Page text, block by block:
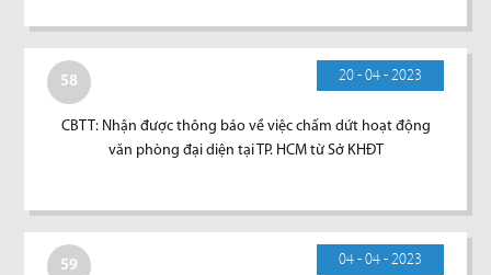
58 20 - 04 - 2023
CBTT: Nhận được thông báo về việc chấm dứt hoạt động
văn phòng đại diện tại TP. HCM từ Sở KHĐT
59 04 - 04 - 2023